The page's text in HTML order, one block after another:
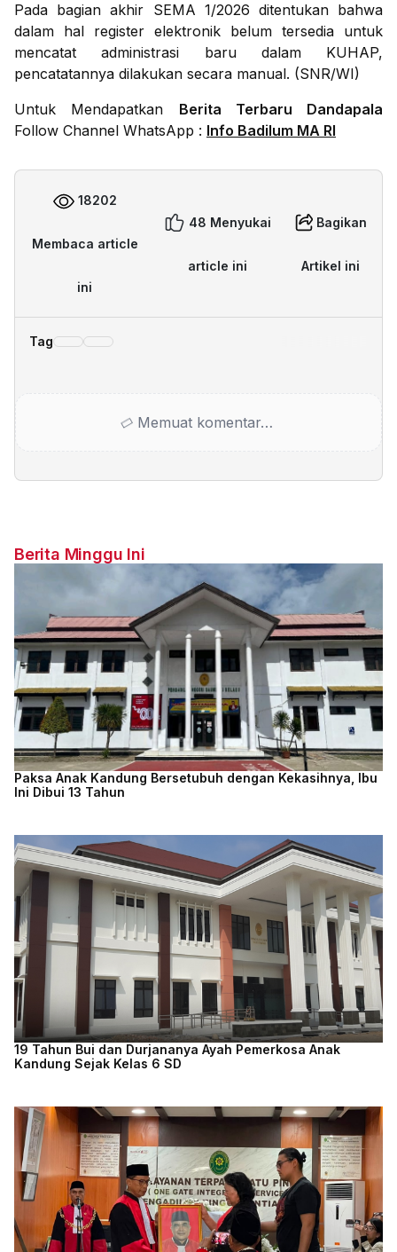
Pada bagian akhir SEMA 1/2026 ditentukan bahwa
dalam hal register elektronik belum tersedia untuk
mencatat administrasi baru dalam KUHAP,
pencatatannya dilakukan secara manual. (SNR/WI)
Untuk Mendapatkan Berita Terbaru Dandapala
Follow Channel WhatsApp : Info Badilum MA RI
18202
Membaca article
ini
48 Menyukai
article ini
Bagikan
Artikel ini
Tag
Memuat komentar…
Berita Minggu Ini
Paksa Anak Kandung Bersetubuh dengan Kekasihnya, Ibu
Ini Dibui 13 Tahun
19 Tahun Bui dan Durjananya Ayah Pemerkosa Anak
Kandung Sejak Kelas 6 SD